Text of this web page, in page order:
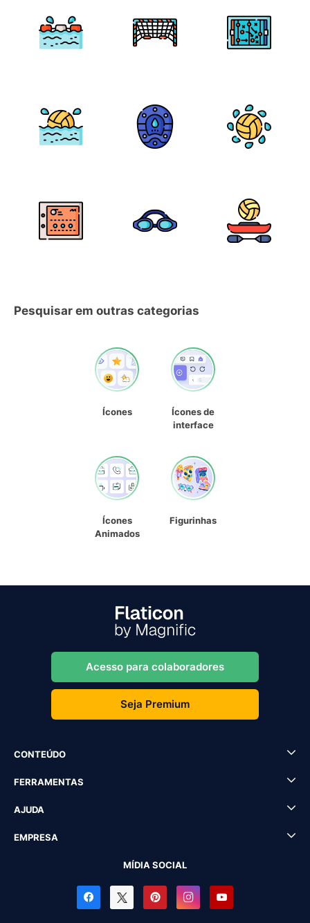
Pesquisar em outras categorias
Ícones
Ícones de
interface
Ícones
Animados
Figurinhas
Acesso para colaboradores
Seja Premium
CONTEÚDO
FERRAMENTAS
AJUDA
EMPRESA
MÍDIA SOCIAL